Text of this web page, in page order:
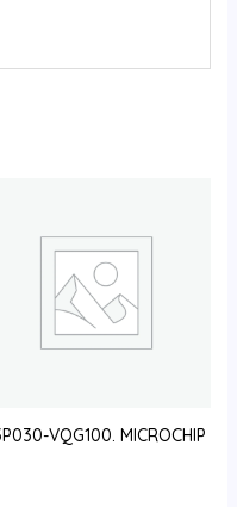
VQG100. MICROCHIP